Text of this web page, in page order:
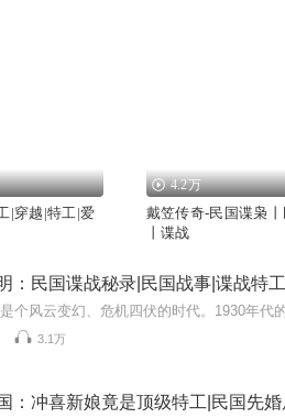
|穿越|特工|爱
4.2万
戴笠传奇-民国谍枭
丨谍战
：民国谍战秘录|民国战事|谍战特
3.1万
：冲喜新娘竟是顶级特工|民国先